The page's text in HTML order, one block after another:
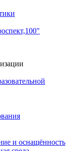
и оснащённость